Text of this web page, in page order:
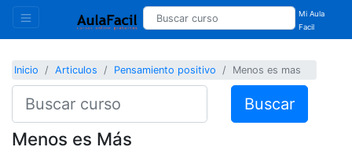
Mi Aula
Facil
Inicio Articulos Pensamiento positivo Menos es mas
Buscar
Menos es Más